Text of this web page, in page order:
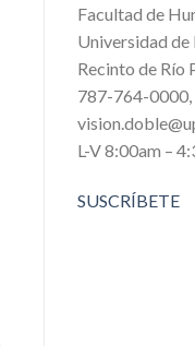
Facultad de
Universidad de
Recinto de Río
787-764-0000,
L-V 8:00am –
SUSCRÍBETE